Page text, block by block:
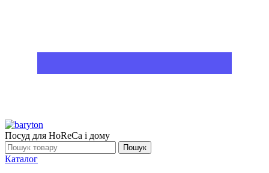
Посуд для HoReCa і дому
Пошук
Каталог